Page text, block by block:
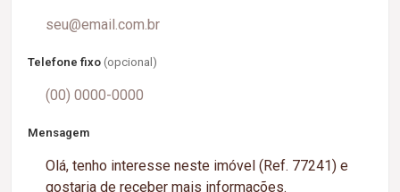
Telefone fixo (opcional)
Mensagem